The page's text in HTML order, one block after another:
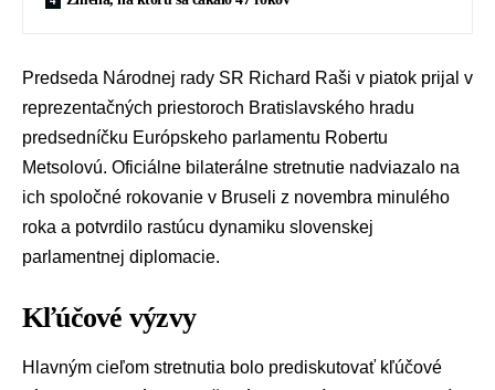
Predseda Národnej rady SR Richard Raši v piatok prijal v
reprezentačných priestoroch Bratislavského hradu
predsedníčku Európskeho parlamentu Robertu
Metsolovú. Oficiálne bilaterálne stretnutie nadviazalo na
ich spoločné rokovanie v Bruseli z novembra minulého
roka a potvrdilo rastúcu dynamiku slovenskej
parlamentnej diplomacie.
Kľúčové výzvy
Hlavným cieľom stretnutia bolo prediskutovať kľúčové